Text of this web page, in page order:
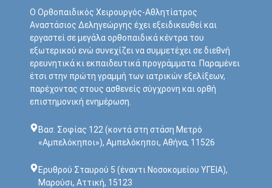
Ο Ορθοπαιδικός Χειρουργός-Αθλητίατρος
Αναστάσιος Δεληγεώργης έχει εξειδικευθεί και
εργαστεί σε μεγάλα ορθοπαιδικά κέντρα του
εξωτερικού ενώ συνεχίζει να συμμετέχει σε διεθνή
ερευνητικά κι εκπαιδευτικά προγράμματα. Παραμένει
έτσι στην πρώτη γραμμή των ιατρικών εξελίξεων,
παρέχοντας στους ασθενείς σύγχρονη και ορθή
επιστημονική ενημέρωση.
Bασ. Σοφίας 122 (κοντά στη στάση Μετρό
«Αμπελόκηποι»), Αμπελόκηποι, Αθήνα, 11526
Ερυθρού Σταυρού 5 (έναντι Νοσοκoμείου ΥΓΕΙΑ),
Μαρούσι, Αττική, 15123